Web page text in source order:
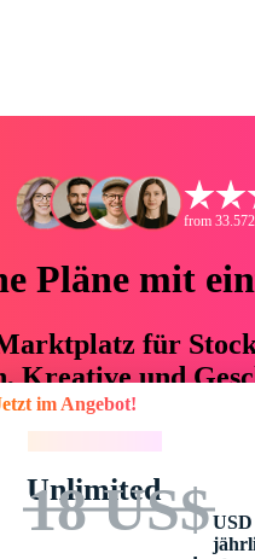
from
Pläne mit
für
und
% an Zeit und
im Angebot!
Unlimited
18 US$